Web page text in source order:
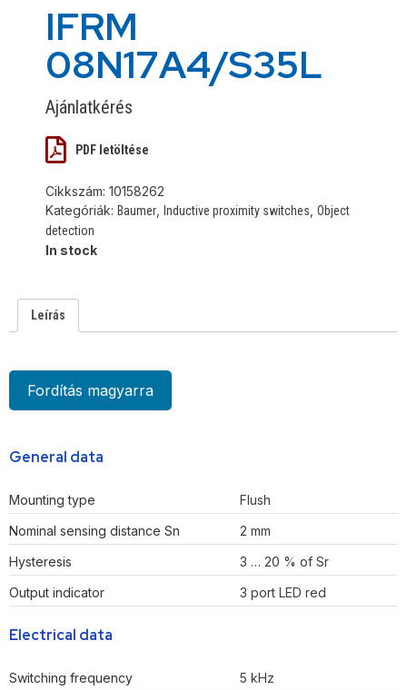
IFRM
08N17A4/S35L
Ajánlatkérés
PDF letöltése
Cikkszám: 10158262
Kategóriák: Baumer Inductive proximity switches Object
detection
In stock
Leírás
Fordítás magyarra
General data
Mounting type
Flush
Nominal sensing distance Sn
2 mm
Hysteresis
3 … 20 % of Sr
Output indicator
3 port LED red
Electrical data
Switching frequency
5 kHz